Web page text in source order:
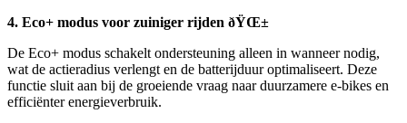
4. Eco+ modus voor zuiniger rijden ðŸŒ±
De Eco+ modus schakelt ondersteuning alleen in wanneer nodig,
wat de actieradius verlengt en de batterijduur optimaliseert. Deze
functie sluit aan bij de groeiende vraag naar duurzamere e-bikes en
efficiënter energieverbruik.